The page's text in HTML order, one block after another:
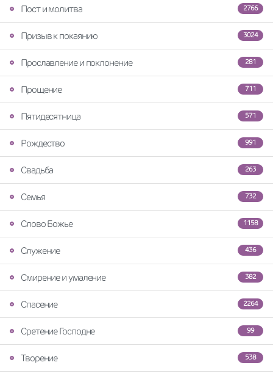
2766
Пост и молитва
3024
Призыв к покаянию
281
Прославление и поклонение
711
Прощение
571
Пятидесятница
991
Рождество
263
Свадьба
732
Семья
1158
Слово Божье
436
Служение
382
Смирение и умаление
2264
Спасение
99
Сретение Господне
538
Творение